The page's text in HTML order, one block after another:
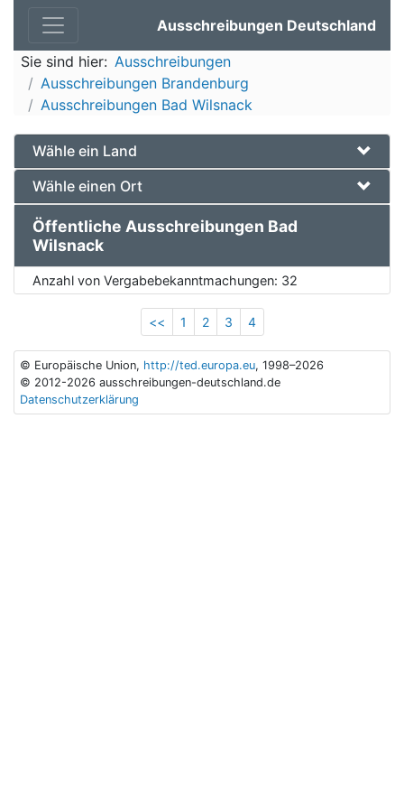
Ausschreibungen Deutschland
Sie sind hier: Ausschreibungen
Ausschreibungen Brandenburg
Ausschreibungen Bad Wilsnack
Wähle ein Land
Wähle einen Ort
Öffentliche Ausschreibungen Bad
Wilsnack
Anzahl von Vergabebekanntmachungen: 32
<< 1 2 3 4
© Europäische Union, http://ted.europa.eu, 1998–2026
© 2012-2026 ausschreibungen-deutschland.de
Datenschutzerklärung